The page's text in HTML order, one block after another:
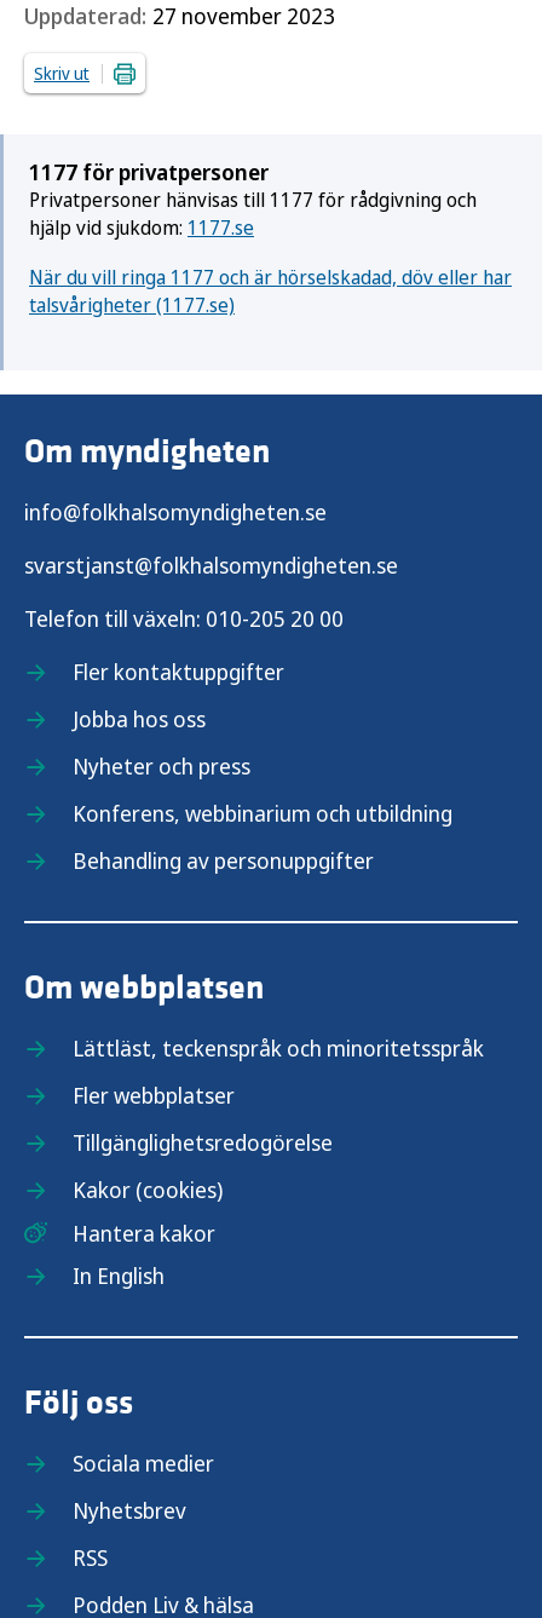
Uppdaterad: 27 november 2023
Skriv ut
1177 för privatpersoner
Privatpersoner hänvisas till 1177 för rådgivning och
hjälp vid sjukdom: 1177.se
När du vill ringa 1177 och är hörselskadad, döv eller har
talsvårigheter (1177.se)
Om myndigheten
info@folkhalsomyndigheten.se
svarstjanst@folkhalsomyndigheten.se
Telefon till växeln: 010-205 20 00
Fler kontaktuppgifter
Jobba hos oss
Nyheter och press
Konferens, webbinarium och utbildning
Behandling av personuppgifter
Om webbplatsen
Lättläst, teckenspråk och minoritetsspråk
Fler webbplatser
Tillgänglighetsredogörelse
Kakor (cookies)
Hantera kakor
In English
Följ oss
Sociala medier
Nyhetsbrev
RSS
Podden Liv & hälsa